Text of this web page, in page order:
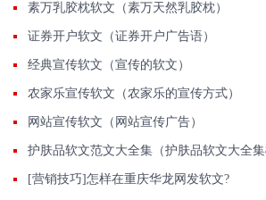
素万乳胶枕软文（素万天然乳胶枕）
证券开户软文（证券开户广告语）
经典宣传软文（宣传的软文）
农家乐宣传软文（农家乐的宣传方式）
网站宣传软文（网站宣传广告）
护肤品软文范文大全集（护肤品软文大全集
[营销技巧]怎样在重庆华龙网发软文?